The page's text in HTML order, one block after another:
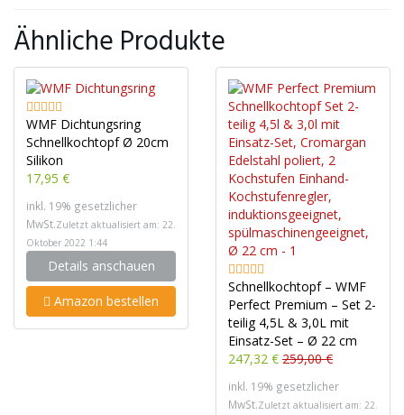
Ähnliche Produkte
WMF Dichtungsring
Schnellkochtopf Ø 20cm
Silikon
17,95 €
inkl. 19% gesetzlicher
MwSt.Zuletzt aktualisiert am: 22.
Oktober 2022 1:44
Details anschauen
Amazon bestellen
Schnellkochtopf – WMF
Perfect Premium – Set 2-
teilig 4,5L & 3,0L mit
Einsatz-Set – Ø 22 cm
247,32 € 259,00 €
inkl. 19% gesetzlicher
MwSt.Zuletzt aktualisiert am: 22.